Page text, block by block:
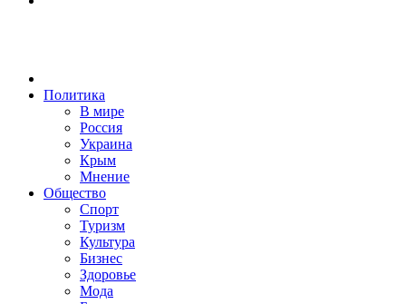
Политика
В мире
Россия
Украина
Крым
Мнение
Общество
Спорт
Туризм
Культура
Бизнес
Здоровье
Мода